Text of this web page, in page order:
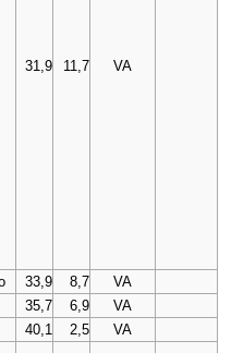
31,9 11,7 VA
33,9 8,7
VA
35,7 6,9
VA
40,1 2,5
VA